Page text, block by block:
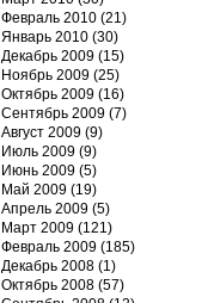
Февраль 2010(21)
Январь 2010(30)
Декабрь 2009(15)
Ноябрь 2009(25)
Октябрь 2009(16)
Сентябрь 2009(7)
Август 2009(9)
Июль 2009(9)
Июнь 2009(5)
Май 2009(19)
Апрель 2009(5)
Март 2009(121)
Февраль 2009(185)
Декабрь 2008(1)
Октябрь 2008(57)